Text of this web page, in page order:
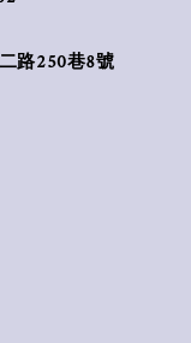
路250巷8號